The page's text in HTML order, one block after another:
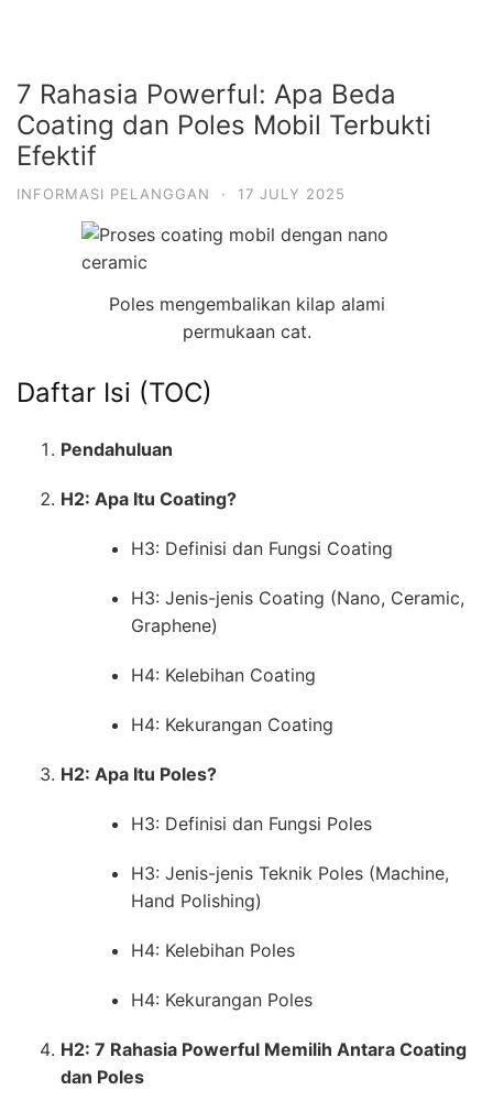
7 Rahasia Powerful: Apa Beda
Coating dan Poles Mobil Terbukti
Efektif
INFORMASI PELANGGAN · 17 JULY 2025
Poles mengembalikan kilap alami
permukaan cat.
Daftar Isi (TOC)
Pendahuluan
H2: Apa Itu Coating?
H3: Definisi dan Fungsi Coating
H3: Jenis-jenis Coating (Nano, Ceramic,
Graphene)
H4: Kelebihan Coating
H4: Kekurangan Coating
H2: Apa Itu Poles?
H3: Definisi dan Fungsi Poles
H3: Jenis-jenis Teknik Poles (Machine,
Hand Polishing)
H4: Kelebihan Poles
H4: Kekurangan Poles
H2: 7 Rahasia Powerful Memilih Antara Coating
dan Poles